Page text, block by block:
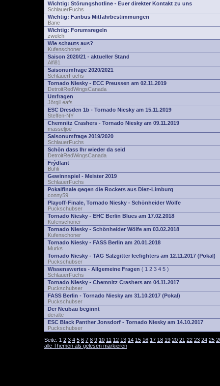
Wichtig: Störungshotline - Euer direkter Kontakt zu uns
SchlauerFuchs
Wichtig: Fanbus Mitfahrbestimmungen
Bane
Wichtig: Forumsregeln
zwelch
Wie schauts aus?
Kufenschoner
Saison 2020/21 - aktueller Stand
Alfi81
Saisonumfrage 2020/2021
SchlauerFuchs
Tornado Niesky - ECC Preussen am 02.11.2019
DetroitRedWingsCanada
Umfragen
JörgiLeafs
ESC Dresden 1b - Tornado Niesky am 15.11.2019
Steffen-NY
Chemnitz Crashers - Tornado Niesky am 09.11.2019
masseljoe
Saisonumfrage 2019/2020
SchlauerFuchs
Schön dass Ihr wieder da seid
DetroitRedWingsCanada
Frýdlant
Buhli
Gewinnspiel - Meister 2019
SchlauerFuchs
Pokalfinale gegen die Rockets aus Diez-Limburg
conny59
Playoff-Finale, Tornado Niesky - Schönheider Wölfe
Puckschubser
Tornado Niesky - EHC Berlin Blues am 17.02.2018
Kufenschoner
Tornado Niesky - Schönheider Wölfe am 03.02.2018
Kufenschoner
Tornado Niesky - FASS Berlin am 20.01.2018
Murks
Tornado Niesky - TAG Salzgitter Icefighters am 12.11.2017 (Pokal)
Puckschubser
Wissenswertes - Allgemeine Fragen ( 1 2 3 4 5 )
SchlauerFuchs
Tornado Niesky - Chemnitz Crashers am 04.11.2017
Puckschubser
FASS Berlin - Tornado Niesky am 31.10.2017 (Pokal)
Puckschubser
Der Neubau beginnt
deralte
ESC Black Panther Jonsdorf - Tornado Niesky am 14.10.2017
Puckschubser
Seite: 1 2 3 4 5 6 7 8 9 10 11 12 13 14 15 16 17 18 19 20 21 22 23 24 25
alle Themen als gelesen markieren